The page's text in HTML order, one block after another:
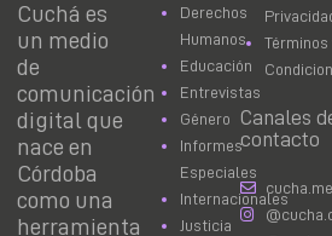
Cuchá es
un medio
de
comunicación
digital que
nace en
Córdoba
como una
herramienta
Derechos
Humanos
Educación
Entrevistas
Género
Informes
Especiales
Internacionales
Justicia
Términos
Canales
contacto